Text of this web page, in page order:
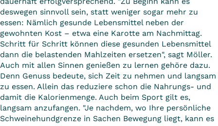
deswegen sinnvoll sein, statt weniger sogar mehr zu
essen: Nämlich gesunde Lebensmittel neben der
gewohnten Kost – etwa eine Karotte am Nachmittag.
Schritt für Schritt können diese gesunden Lebensmittel
dann die belastenden Mahlzeiten ersetzen", sagt Möller.
Auch mit allen Sinnen genießen zu lernen gehöre dazu.
Denn Genuss bedeute, sich Zeit zu nehmen und langsam
zu essen. Allein das reduziere schon die Nahrungs- und
damit die Kalorienmenge. Auch beim Sport gilt es,
langsam anzufangen. "Je nachdem, wo Ihre persönliche
Schweinehundgrenze in Sachen Bewegung liegt, kann es